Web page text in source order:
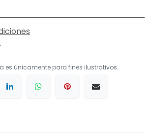
es únicamente para fines ilustrativos.